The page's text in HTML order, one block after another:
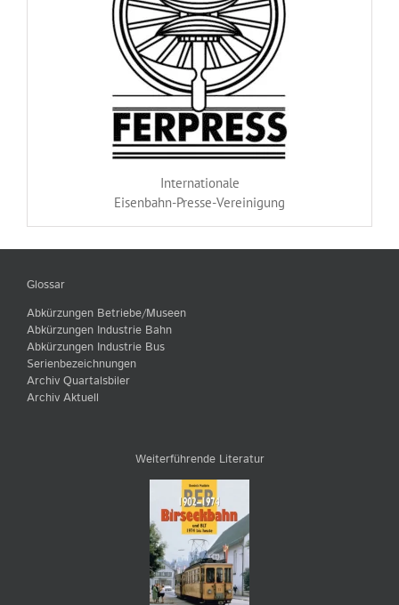
Internationale
Eisenbahn-Presse-Vereinigung
Glossar
Abkürzungen Betriebe/Museen
Abkürzungen Industrie Bahn
Abkürzungen Industrie Bus
Serienbezeichnungen
Archiv Quartalsbiler
Archiv Aktuell
Weiterführende Literatur